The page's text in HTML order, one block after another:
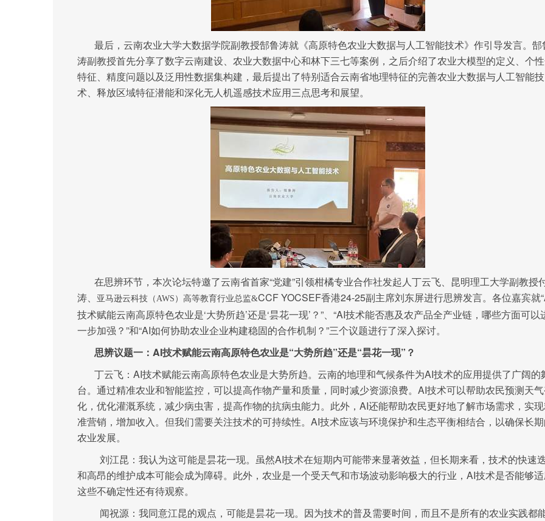
最后，云南农业大学大数据学院副教授郜鲁涛就《高原特色农业大数据与人工智能技术》作引导发言。郜
涛副教授首先分享了数字云南建设、农业大数据中心和林下三七等案例，之后介绍了农业大模型的定义、个
特征、精度问题以及泛用性数据集构建，最后提出了特别适合云南省地理特征的完善农业大数据与人工智能技
术、释放区域特征潜能和深化无人机遥感技术应用三点思考和展望。
在思辨环节，本次论坛特邀了云南省首家“党建”引领柑橘专业合作社发起人丁云飞、昆明理工大学副教授
涛、
亚马逊云科技（AWS）高等教育行业总监&CCF YOCSEF香港24-25副主席刘东屏进行思辨发言。各位嘉宾就
技术赋能云南高原特色农业是‘大势所趋’还是‘昙花一现’？”、“AI技术能否惠及农产品全产业链，哪些方面可以
一步加强？”和“AI如何协助农业企业构建稳固的合作机制？”三个议题进行了深入探讨。
思辨议题一： AI技术赋能云南高原特色农业是“大势所趋”还是“昙花一现”？
丁云飞：AI技术赋能云南高原特色农业是大势所趋。云南的地理和气候条件为AI技术的应用提供了广阔的
台。通过精准农业和智能监控，可以提高作物产量和质量，同时减少资源浪费。AI技术可以帮助农民预测天
化，优化灌溉系统，减少病虫害，提高作物的抗病虫能力。此外，AI还能帮助农民更好地了解市场需求，实
准营销，增加收入。但我们需要关注技术的可持续性。AI技术应该与环境保护和生态平衡相结合，以确保长
农业发展。
刘江昆：我认为这可能是昙花一现。虽然AI技术在短期内可能带来显著效益，但长期来看，技术的快速
和高昂的维护成本可能会成为障碍。此外，农业是一个受天气和市场波动影响极大的行业，AI技术是否能够
这些不确定性还有待观察。
闻祝源：我同意江昆的观点，可能是昙花一现。因为技术的普及需要时间，而且不是所有的农业实践都